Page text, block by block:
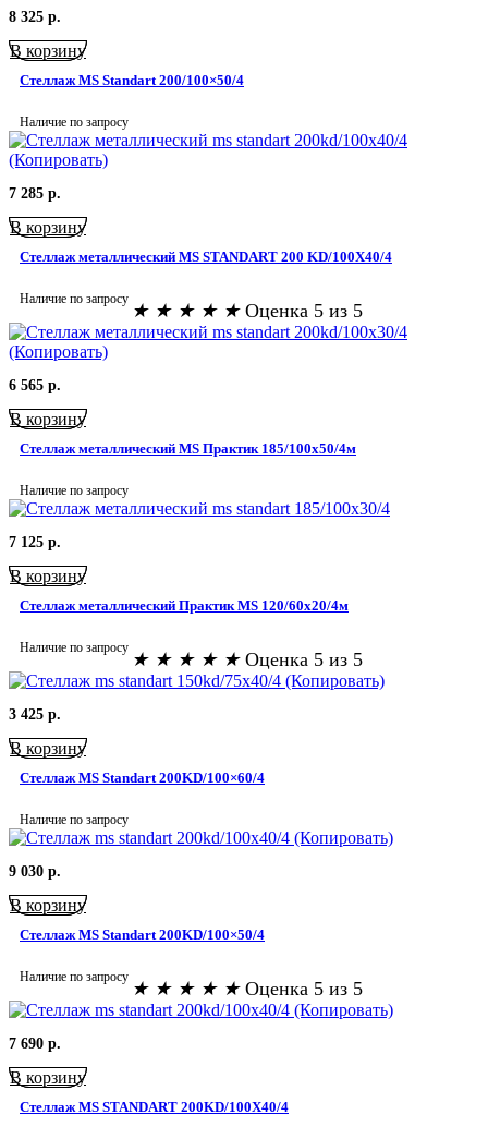
8 325 р.
В корзину
Стеллаж MS Standart 200/100×50/4
Наличие по запросу
7 285 р.
В корзину
Стеллаж металлический MS STANDART 200 KD/100X40/4
Наличие по запросу
★ ★ ★ ★ ★ Оценка 5 из 5
6 565 р.
В корзину
Стеллаж металлический MS Практик 185/100х50/4м
Наличие по запросу
7 125 р.
В корзину
Стеллаж металлический Практик MS 120/60х20/4м
Наличие по запросу
★ ★ ★ ★ ★ Оценка 5 из 5
3 425 р.
В корзину
Стеллаж MS Standart 200KD/100×60/4
Наличие по запросу
9 030 р.
В корзину
Стеллаж MS Standart 200KD/100×50/4
Наличие по запросу
★ ★ ★ ★ ★ Оценка 5 из 5
7 690 р.
В корзину
Стеллаж MS STANDART 200KD/100X40/4